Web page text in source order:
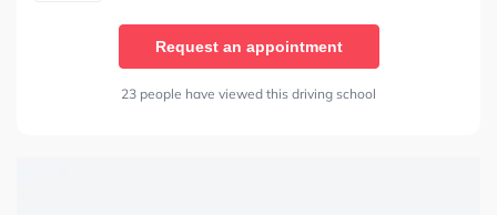
Request an appointment
23 people have viewed this driving school